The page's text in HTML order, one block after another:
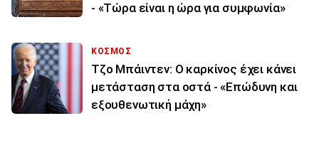
- «Τώρα είναι η ώρα για συμφωνία»
ΚΟΣΜΟΣ
Τζο Μπάιντεν: Ο καρκίνος έχει κάνει
μετάσταση στα οστά - «Επώδυνη και
εξουθενωτική μάχη»